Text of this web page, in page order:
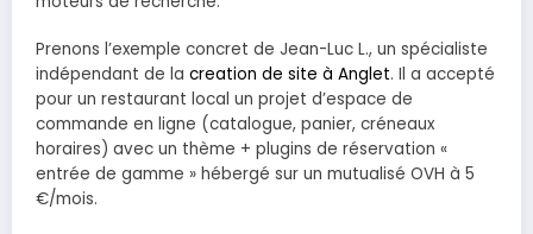
Prenons l’exemple concret de Jean-Luc L., un spécialiste
indépendant de la creation de site à Anglet. Il a accepté
pour un restaurant local un projet d’espace de
commande en ligne (catalogue, panier, créneaux
horaires) avec un thème + plugins de réservation «
entrée de gamme » hébergé sur un mutualisé OVH à 5
€/mois.